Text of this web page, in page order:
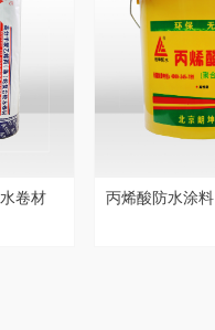
卷材 丙烯酸防水涂料